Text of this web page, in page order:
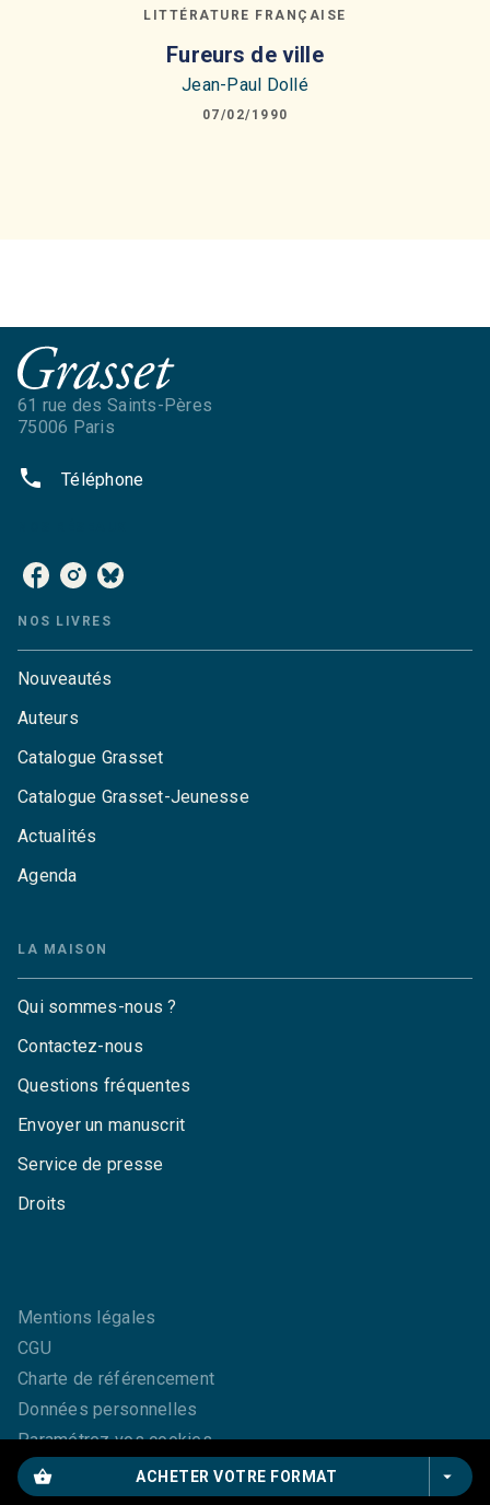
shopping_basket ACHETER VOTRE FORMAT arrow_drop_down
LITTÉRATURE FRANÇAISE
Fureurs de ville
Jean-Paul Dollé
07/02/1990
61 rue des Saints-Pères
75006 Paris
phone Téléphone
NOS LIVRES
Nouveautés
Auteurs
Catalogue Grasset
Catalogue Grasset-Jeunesse
Actualités
Agenda
LA MAISON
Qui sommes-nous ?
Contactez-nous
Questions fréquentes
Envoyer un manuscrit
Service de presse
Droits
Mentions légales
CGU
Charte de référencement
Données personnelles
Paramétrez vos cookies